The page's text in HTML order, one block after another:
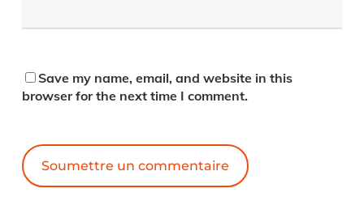
Save my name, email, and website in this
browser for the next time I comment.